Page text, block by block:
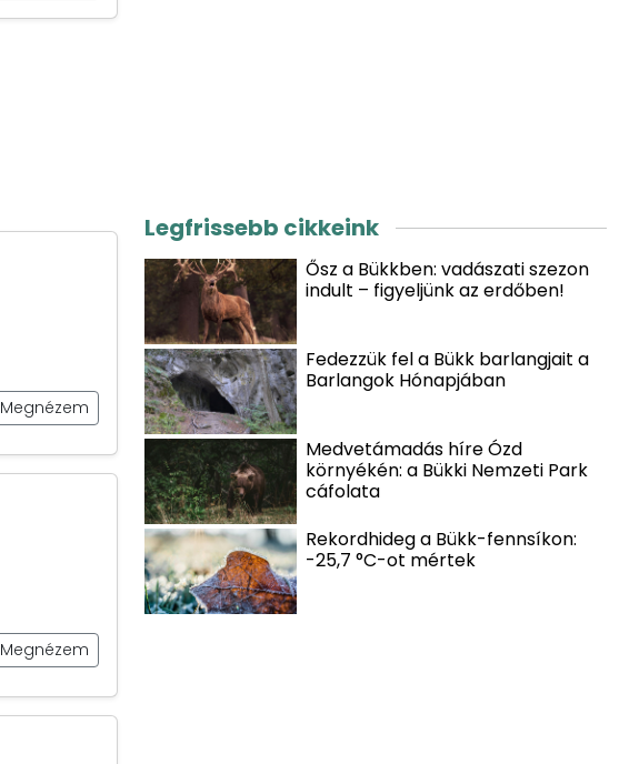
Megnézem
Megnézem
Legfrissebb cikkeink
Ősz a Bükkben: vadászati szezon
indult – figyeljünk az erdőben!
Fedezzük fel a Bükk barlangjait a
Barlangok Hónapjában
Medvetámadás híre Ózd
környékén: a Bükki Nemzeti Park
cáfolata
Rekordhideg a Bükk-fennsíkon:
-25,7 °C-ot mértek